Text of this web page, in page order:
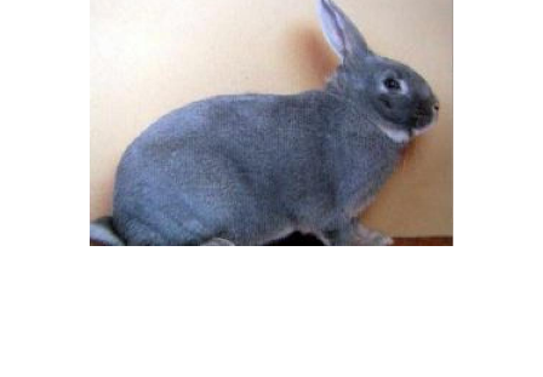
Кролики для домашнего
содержания
Карликовый баран Карликовый русак